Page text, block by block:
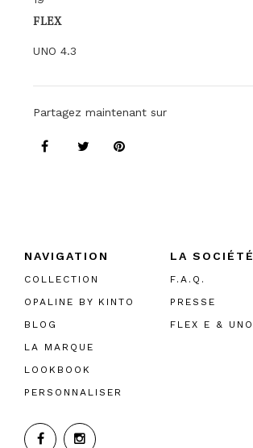
FLEX
UNO 4.3
Partagez maintenant sur
NAVIGATION
COLLECTION
OPALINE BY KINTO
BLOG
LA MARQUE
LOOKBOOK
PERSONNALISER
LA SOCIÉTÉ
F.A.Q.
PRESSE
FLEX E & UNO